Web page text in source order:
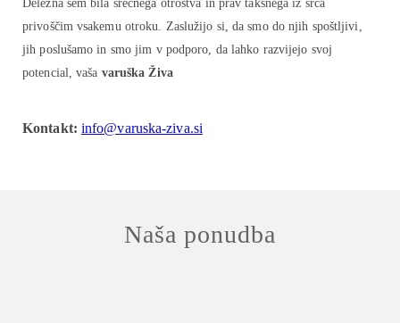
Deležna sem bila srečnega otroštva in prav takšnega iz srca
privoščim vsakemu otroku. Zaslužijo si, da smo do njih spoštljivi,
jih poslušamo in smo jim v podporo, da lahko razvijejo svoj
potencial, vaša varuška Živa
Kontakt: info@varuska-ziva.si
Naša ponudba